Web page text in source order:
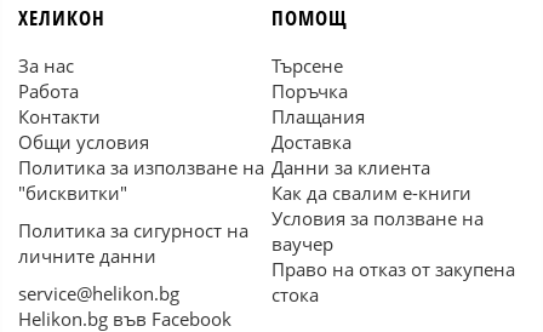
ХЕЛИКОН
За нас
Работа
Контакти
Общи условия
Политика за използване на
"бисквитки"
Политика за сигурност на
личните данни
service@helikon.bg
Helikon.bg във Facebook
ПОМОЩ
Търсене
Поръчка
Плащания
Доставка
Данни за клиента
Как да свалим е-книги
Условия за ползване на
ваучер
Право на отказ от закупена
стока